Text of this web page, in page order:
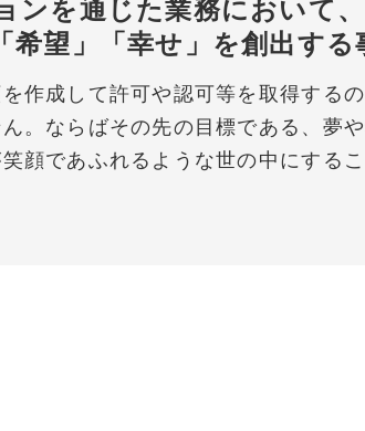
ンを通じた業務において、
希望」「幸せ」を創出する
作成して許可や認可等を取得する
。ならばその先の目標である、夢
顔であふれるような世の中にする